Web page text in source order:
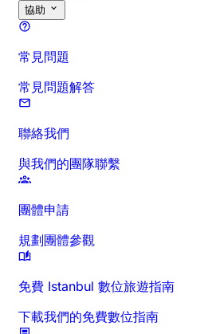
協助
常見問題
常見問題解答
聯絡我們
與我們的團隊聯繫
團體申請
規劃團體參觀
免費 Istanbul 數位旅遊指南
下載我們的免費數位指南